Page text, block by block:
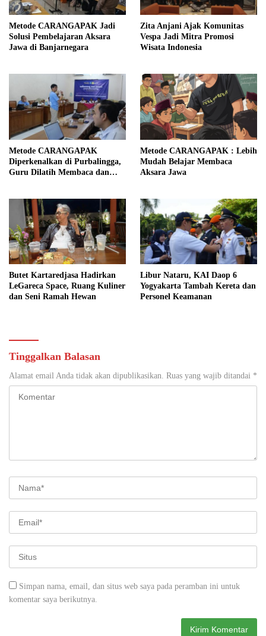
Metode CARANGAPAK Jadi
Solusi Pembelajaran Aksara
Jawa di Banjarnegara
Zita Anjani Ajak Komunitas
Vespa Jadi Mitra Promosi
Wisata Indonesia
Metode CARANGAPAK
Diperkenalkan di Purbalingga,
Guru Dilatih Membaca dan
Metode CARANGAPAK : Lebih
Mudah Belajar Membaca
Aksara Jawa
Butet Kartaredjasa Hadirkan
LeGareca Space, Ruang Kuliner
dan Seni Ramah Hewan
Libur Nataru, KAI Daop 6
Yogyakarta Tambah Kereta dan
Personel Keamanan
Tinggalkan Balasan
Alamat email Anda tidak akan dipublikasikan. Ruas yang wajib ditandai *
Simpan nama, email, dan situs web saya pada peramban ini untuk
komentar saya berikutnya.